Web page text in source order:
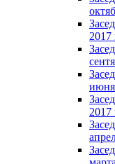
2017
июня
2017